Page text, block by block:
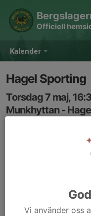
Kalender
Officiell
Hagel Sporting
Torsdag 7 maj,
Munkhyttan -
Vi hjälps åt att öppna
säg till så visar vi hur
Vi använder oss